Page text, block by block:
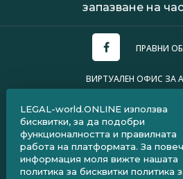
запазване на
ПРАВНИ
ВИРТУАЛЕН ОФИС ЗА
ПОЛИТИКА ЗА
ЧЗВ ЗА
ЧЗВ ЗА
LEGAL-world.ONLINE използва
бисквитки, за да подобри
функционалността и правилната
работа на платформата. За
информация моля вижте нашата
политика за бисквитки политика